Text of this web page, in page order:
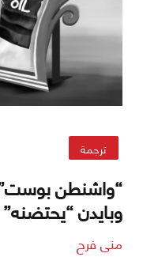
ترجمة
“واشنطن
وبايدن “يحتضنه”
منى فرح